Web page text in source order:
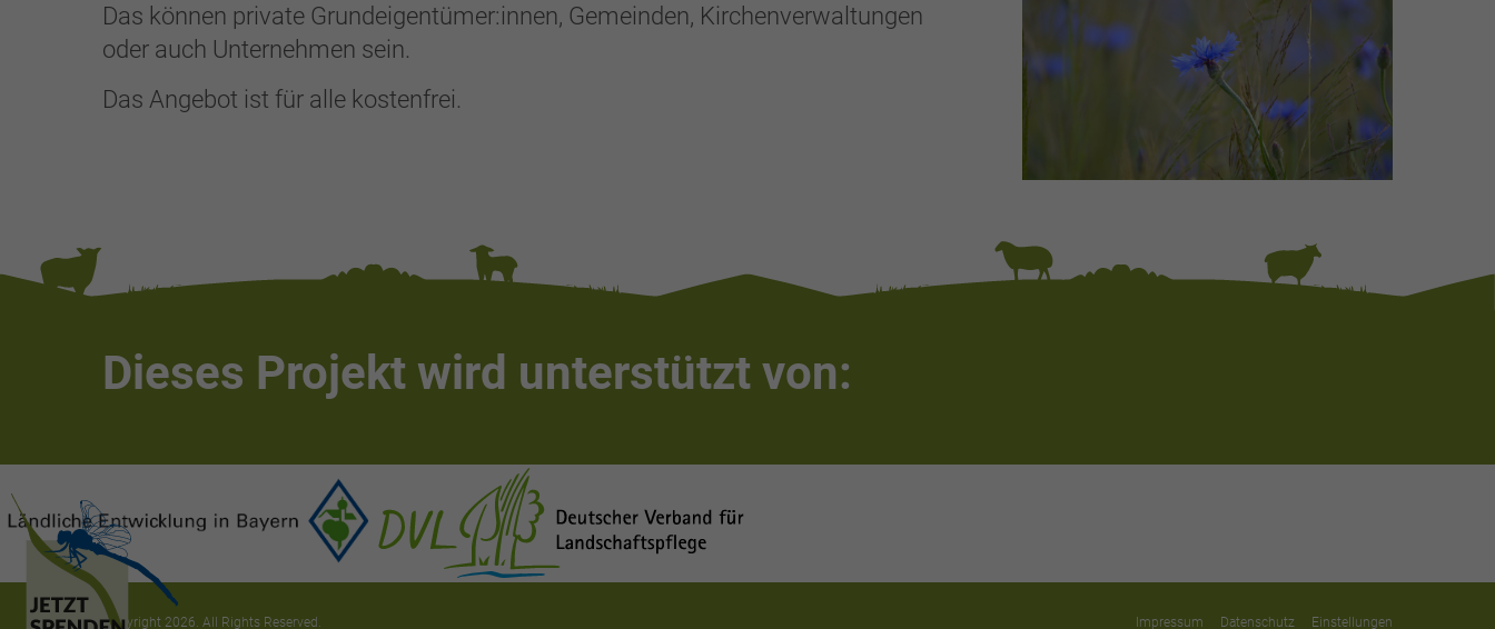
Das können private Grundeigentümer:innen, Gemeinden, Kirchenverwaltungen
oder auch Unternehmen sein.
Das Angebot ist für alle kostenfrei.
Dieses Projekt wird unterstützt von:
Copyright 2026. All Rights Reserved. Impressum Datenschutz Einstellungen